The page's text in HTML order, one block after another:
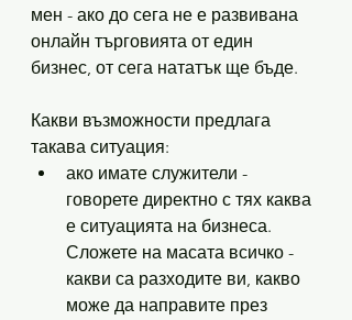
мен - ако до сега не е развивана
онлайн търговията от един
бизнес, от сега нататък ще бъде.
Какви възможности предлага
такава ситуация:
ако имате служители -
говорете директно с тях каква
е ситуацията на бизнеса.
Сложете на масата всичко -
какви са разходите ви, какво
може да направите през